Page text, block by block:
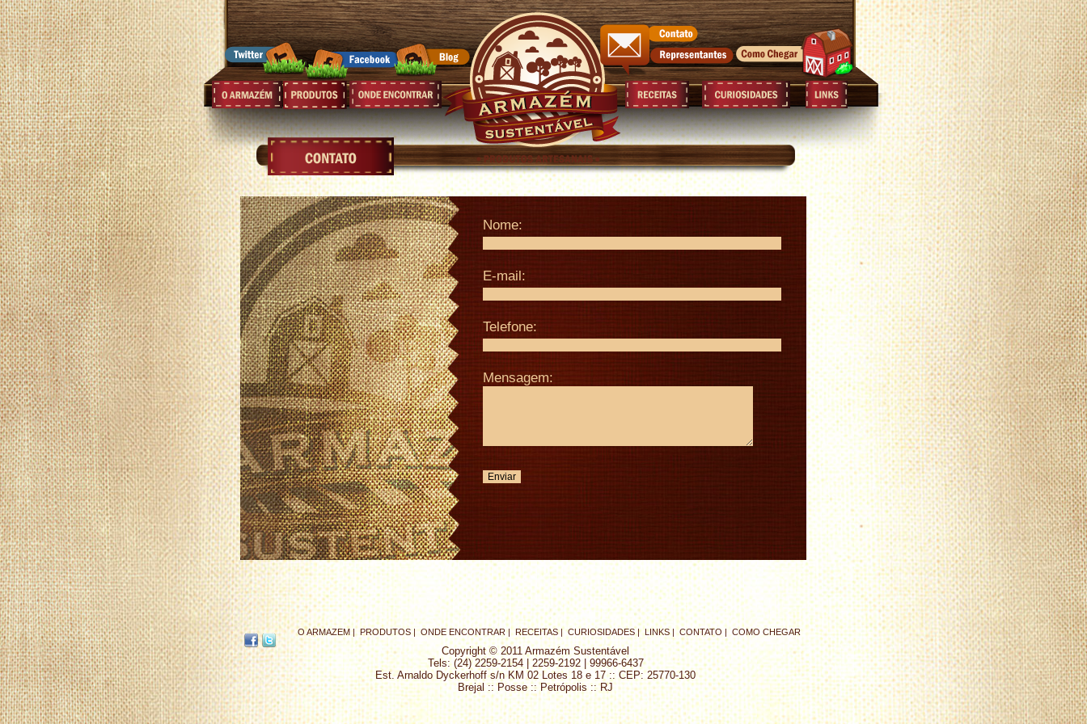
Nome:
E-mail:
Telefone:
Mensagem:
O ARMAZEM | PRODUTOS | ONDE ENCONTRAR | RECEITAS | CURIOSIDADES | LINKS | CONTATO | COMO CHEGAR
Copyright © 2011 Armazém Sustentável
Tels: (24) 2259-2154 | 2259-2192 | 99966-6437
Est. Arnaldo Dyckerhoff s/n KM 02 Lotes 18 e 17 :: CEP: 25770-130
Brejal :: Posse :: Petrópolis :: RJ